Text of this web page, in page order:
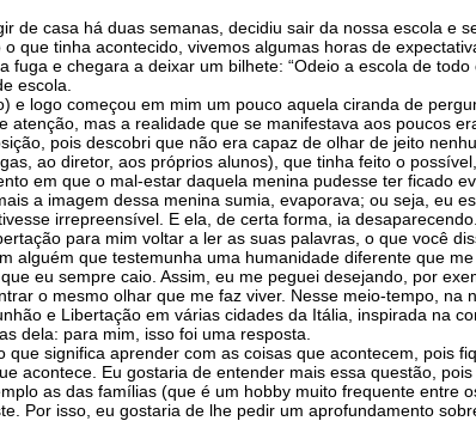
de casa há duas semanas, decidiu sair da nossa escola e
que tinha acontecido, vivemos algumas horas de
e chegara a deixar um bilhete: “Odeio a escola de
escola.
logo começou em mim um pouco aquela ciranda de
mas a realidade que se manifestava aos poucos
pois descobri que não era capaz de olhar de jeito
ao diretor, aos próprios alunos), que tinha feito o
em que o mal-estar daquela menina pudesse ter ficado
a imagem dessa menina sumia, evaporava; ou seja, eu
irrepreensível. E ela, de certa forma, ia desaparecendo.
para mim voltar a ler as suas palavras, o que você
alguém que testemunha uma humanidade diferente que
eu sempre caio. Assim, eu me peguei desejando, por
o mesmo olhar que me faz viver. Nesse meio-tempo,
e Libertação em várias cidades da Itália, inspirada na
dela: para mim, isso foi uma resposta.
significa aprender com as coisas que acontecem, pois
acontece. Eu gostaria de entender mais essa questão,
as das famílias (que é um hobby muito frequente entre
Por isso, eu gostaria de lhe pedir um aprofundamento